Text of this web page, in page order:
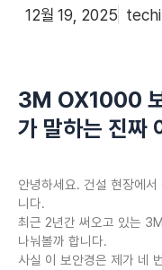
12월 19, 2025
3M OX1000
가 말하는 진짜
안녕하세요. 건설 현장에
니다.
최근 2년간 써오고 있는
나눠볼까 합니다.
사실 이 보안경은 제가 네